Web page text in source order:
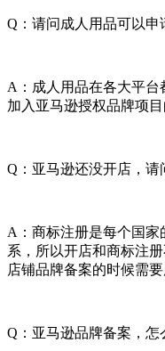
Q：请问成人用品可以申
A：成人用品在各大平
加入亚马逊授权品牌项目
Q：亚马逊还没开店，请
A：商标注册是每个国
系，所以开店和商标注
店铺品牌备案的时候需要
Q：亚马逊品牌备案，怎